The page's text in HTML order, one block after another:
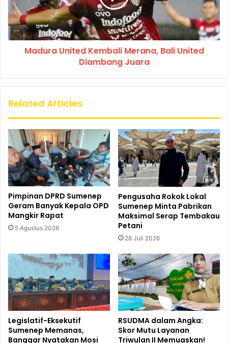
Madura United Kembali Merana, Bali United
Diambang Juara
Related Articles
Pimpinan DPRD Sumenep
Geram Banyak Kepala OPD
Mangkir Rapat
5 Agustus 2026
Pengusaha Rokok Lokal
Sumenep Minta Pabrikan
Maksimal Serap Tembakau
Petani
28 Juli 2026
Legislatif-Eksekutif
Sumenep Memanas,
Banggar Nyatakan Mosi
RSUDMA dalam Angka:
Skor Mutu Layanan
Triwulan II Memuaskan!